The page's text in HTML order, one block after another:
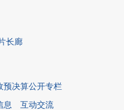
长廊
预决算公开专栏
息 互动交流